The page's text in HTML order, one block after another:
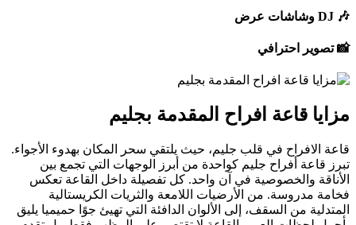
🎶 DJ وشاشات عرض
📸 تصوير احترافي
مزايا قاعة افراح المقدمة بجليم
قاعة الافراح في قلب جليم، حيث يلتقي سحر المكان بهدوء الأجواء.
تبرز قاعة أفراح جليم كواحدة من أبرز الوجهات التي تجمع بين
الأناقة والخصوصية في آن واحد. كل تفصيلة داخل القاعة تعكس
فخامة مدروسة. من الأرضيات اللامعة والثريات الكريستالية
المتدلية من السقف، إلى الألوان الدافئة التي تهيئ جوًا حميميا يليق